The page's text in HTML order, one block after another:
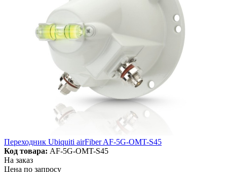
Переходник Ubiquiti airFiber AF-5G-OMT-S45
Код товара: AF-5G-OMT-S45
На заказ
Цена по запросу